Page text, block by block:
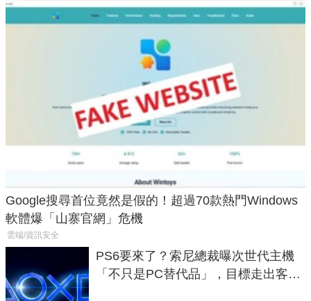
Google搜尋首位竟然是假的！超過70款熱門Windows
軟體爆「山寨官網」危機
雲端/資訊安全
PS6要來了？索尼總裁曝次世代主機
「不只是PC替代品」，目標走出客